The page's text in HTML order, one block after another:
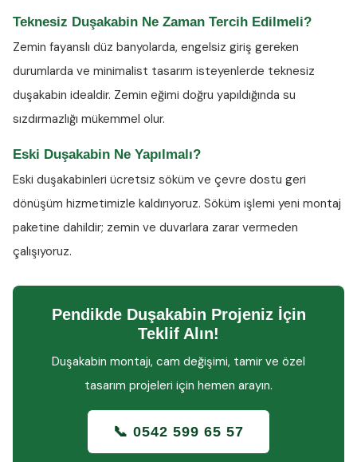
Teknesiz Duşakabin Ne Zaman Tercih Edilmeli?
Zemin fayanslı düz banyolarda, engelsiz giriş gereken
durumlarda ve minimalist tasarım isteyenlerde teknesiz
duşakabin idealdir. Zemin eğimi doğru yapıldığında su
sızdırmazlığı mükemmel olur.
Eski Duşakabin Ne Yapılmalı?
Eski duşakabinleri ücretsiz söküm ve çevre dostu geri
dönüşüm hizmetimizle kaldırıyoruz. Söküm işlemi yeni montaj
paketine dahildir; zemin ve duvarlara zarar vermeden
çalışıyoruz.
Pendikde Duşakabin Projeniz İçin
Teklif Alın!
Duşakabin montajı, cam değişimi, tamir ve özel
tasarım projeleri için hemen arayın.
📞 0542 599 65 57